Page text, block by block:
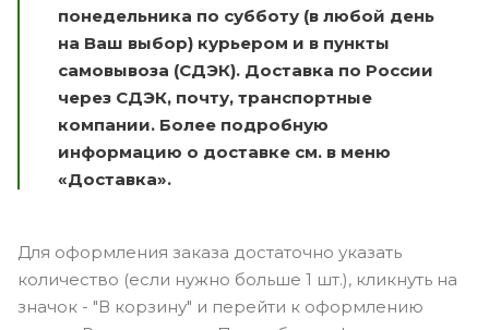
понедельника по субботу (в любой день
на Ваш выбор) курьером и в пункты
самовывоза (СДЭК). Доставка по России
через СДЭК, почту, транспортные
компании. Более подробную
информацию о доставке см. в меню
«Доставка».
Для оформления заказа достаточно указать
количество (если нужно больше 1 шт.), кликнуть на
значок - "В корзину" и перейти к оформлению